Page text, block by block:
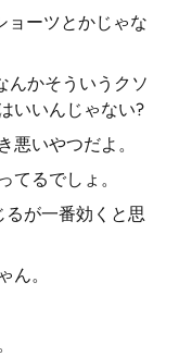
ョーツとかじゃな
んかそういうクソ
いいんじゃない?
悪いやつだよ。
てるでしょ。
るが一番効くと思
ん。